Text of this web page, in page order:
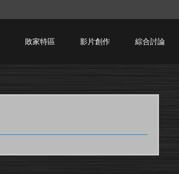
敗家特區 影片創作 綜合討論